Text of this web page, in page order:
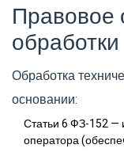
Правовое
обработки
Обработка
основании:
Статьи 6 ФЗ-152 —
оператора